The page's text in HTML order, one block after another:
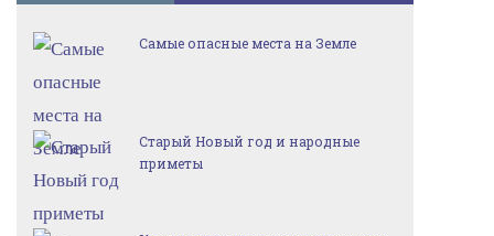
Самые опасные места на Земле
Старый Новый год и народные
приметы